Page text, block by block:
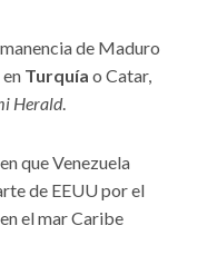
de Maduro
en Turquía o Catar,
Herald.
que Venezuela
de EEUU por el
el mar Caribe